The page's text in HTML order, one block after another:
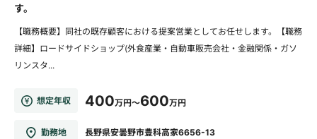
す。
【職務概要】同社の既存顧客における提案営業としてお任せします。【職務
詳細】ロードサイドショップ(外食産業・自動車販売会社・金融関係・ガソ
リンスタ...
想定年収 400万円～600万円
勤務地 長野県安曇野市豊科高家6656-13